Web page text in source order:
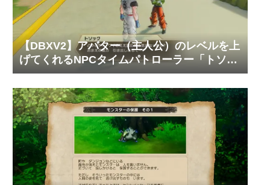
【DBXV2】アバター（主人公）のレベルを上
げてくれるNPCタイムパトローラー「トソッ
ク」の居場所と必要なゼニーやTPメダルの枚
数【ドラゴンボール ゼノバース2】